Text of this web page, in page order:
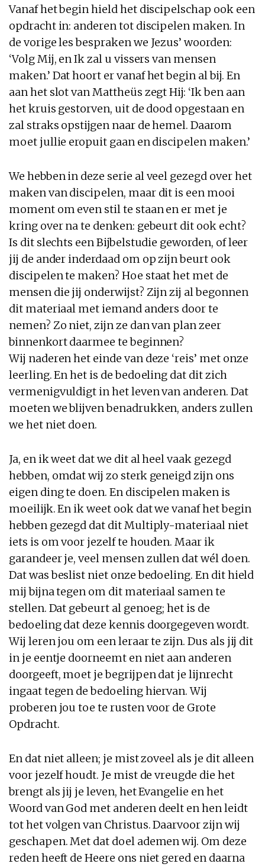
Vanaf het begin hield het discipelschap ook een
opdracht in: anderen tot discipelen maken. In
de vorige les bespraken we Jezus’ woorden:
‘Volg Mij, en Ik zal u vissers van mensen
maken.’ Dat hoort er vanaf het begin al bij. En
aan het slot van Mattheüs zegt Hij: ‘Ik ben aan
het kruis gestorven, uit de dood opgestaan en
zal straks opstijgen naar de hemel. Daarom
moet jullie eropuit gaan en discipelen maken.’
We hebben in deze serie al veel gezegd over het
maken van discipelen, maar dit is een mooi
moment om even stil te staan en er met je
kring over na te denken: gebeurt dit ook echt?
Is dit slechts een Bijbelstudie geworden, of leer
jij de ander inderdaad om op zijn beurt ook
discipelen te maken? Hoe staat het met de
mensen die jij onderwijst? Zijn zij al begonnen
dit materiaal met iemand anders door te
nemen? Zo niet, zijn ze dan van plan zeer
binnenkort daarmee te beginnen?
Wij naderen het einde van deze ‘reis’ met onze
leerling. En het is de bedoeling dat dit zich
vermenigvuldigt in het leven van anderen. Dat
moeten we blijven benadrukken, anders zullen
we het niet doen.
Ja, en ik weet dat we dit al heel vaak gezegd
hebben, omdat wij zo sterk geneigd zijn ons
eigen ding te doen. En discipelen maken is
moeilijk. En ik weet ook dat we vanaf het begin
hebben gezegd dat dit Multiply-materiaal niet
iets is om voor jezelf te houden. Maar ik
garandeer je, veel mensen zullen dat wél doen.
Dat was beslist niet onze bedoeling. En dit hield
mij bijna tegen om dit materiaal samen te
stellen. Dat gebeurt al genoeg; het is de
bedoeling dat deze kennis doorgegeven wordt.
Wij leren jou om een leraar te zijn. Dus als jij dit
in je eentje doorneemt en niet aan anderen
doorgeeft, moet je begrijpen dat je lijnrecht
ingaat tegen de bedoeling hiervan. Wij
proberen jou toe te rusten voor de Grote
Opdracht.
En dat niet alleen; je mist zoveel als je dit alleen
voor jezelf houdt. Je mist de vreugde die het
brengt als jij je leven, het Evangelie en het
Woord van God met anderen deelt en hen leidt
tot het volgen van Christus. Daarvoor zijn wij
geschapen. Met dat doel ademen wij. Om deze
reden heeft de Heere ons niet gered en daarna